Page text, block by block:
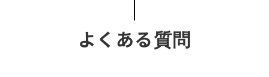
よくある質問